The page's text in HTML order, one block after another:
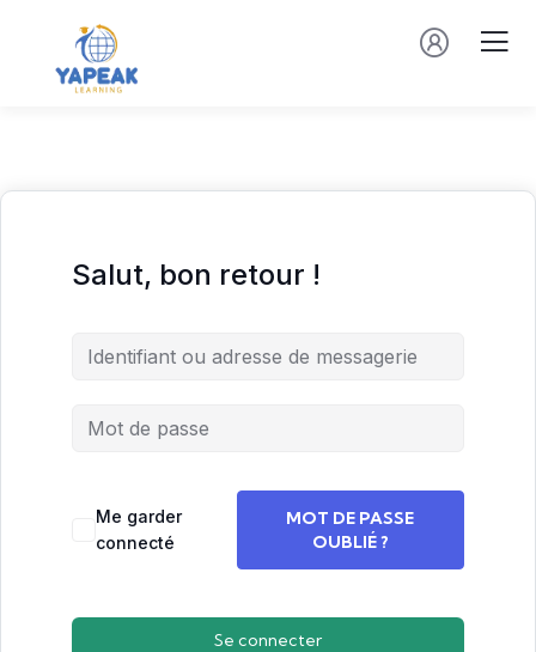
Salut, bon retour !
Me garder
connecté
MOT DE PASSE
OUBLIÉ ?
Se connecter